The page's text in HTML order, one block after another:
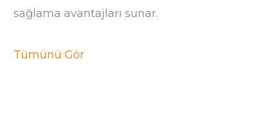
sağlama avantajları sunar.
Tümünü Gör